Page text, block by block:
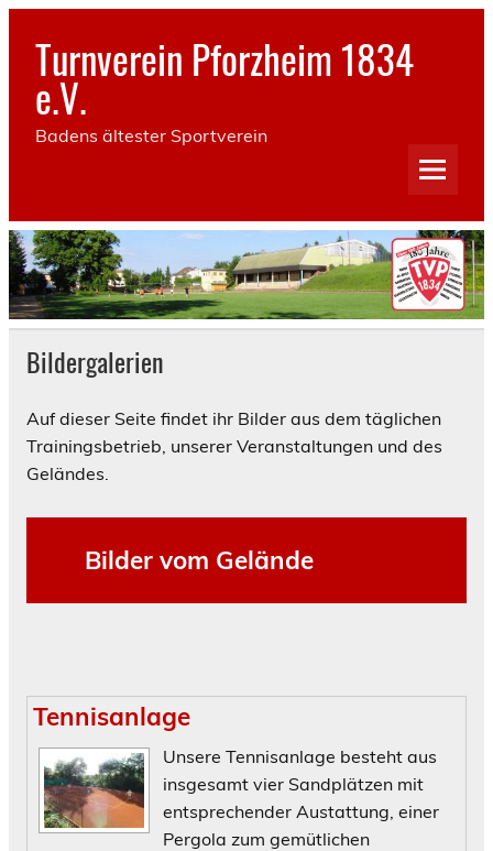
Skip
contentTurnverein Pforzheim 1834
e.V.
Badens ältester Sportverein
Bildergalerien
Auf dieser Seite findet ihr Bilder aus dem täglichen
Trainingsbetrieb, unserer Veranstaltungen und des
Geländes.
Bilder vom Gelände
Tennisanlage
Unsere Tennisanlage besteht aus
insgesamt vier Sandplätzen mit
entsprechender Austattung, einer
Pergola zum gemütlichen